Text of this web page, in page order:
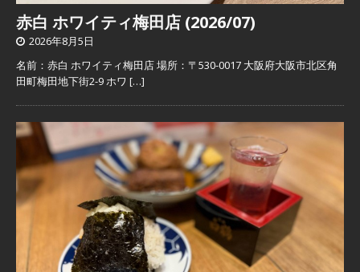
赤白 ホワイティ梅田店 (2026/07)
2026年8月5日
名前：赤白 ホワイティ梅田店 場所：〒530-0017 大阪府大阪市北区角
田町梅田地下街2-9 ホワ […]